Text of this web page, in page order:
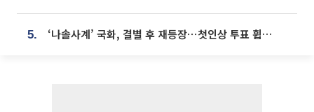
5. ‘나솔사계’ 국화, 결별 후 재등장⋯첫인상 투표 휩쓸고 ‘인기녀’ 등극